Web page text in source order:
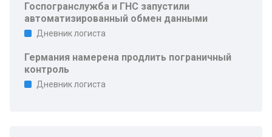
Госпогранслужба и ГНС запустили
автоматизированный обмен данными
Дневник логиста
Германия намерена продлить пограничный
контроль
Дневник логиста